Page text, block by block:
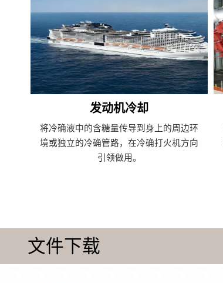
发动机冷却
将冷确液中的含糖量传导到身上的周边环
境或独立的冷确管路，在冷确打火机方向
引领做用。
文件下载